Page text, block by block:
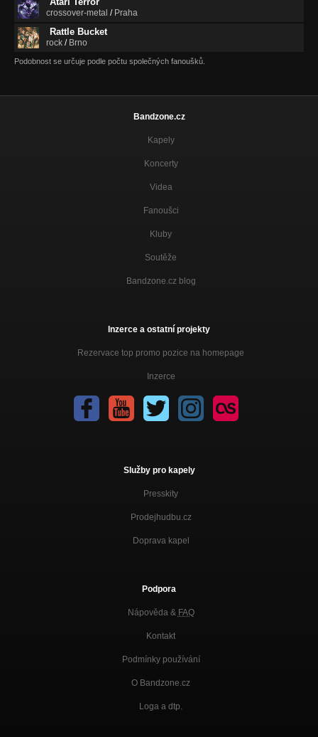
crossover-metal / Praha
Rattle Bucket
rock / Brno
Podobnost se určuje podle počtu společných fanoušků.
Bandzone.cz
Kapely
Koncerty
Videa
Fanoušci
Kluby
Soutěže
Bandzone.cz blog
Inzerce a ostatní projekty
Rezervace top promo pozice na homepage
Inzerce
Služby pro kapely
Presskity
Prodejhudbu.cz
Doprava kapel
Podpora
Nápověda & FAQ
Kontakt
Podmínky používání
O Bandzone.cz
Loga a dtp.